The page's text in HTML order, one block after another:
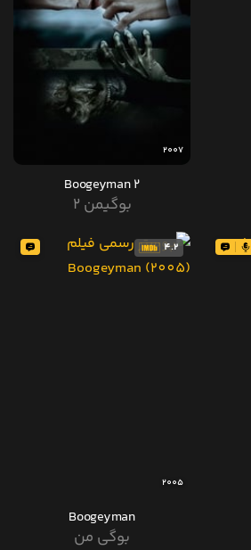
2007
Boogeyman 2
بوگیمن 2
4.2
2005
Boogeyman
بوگی من